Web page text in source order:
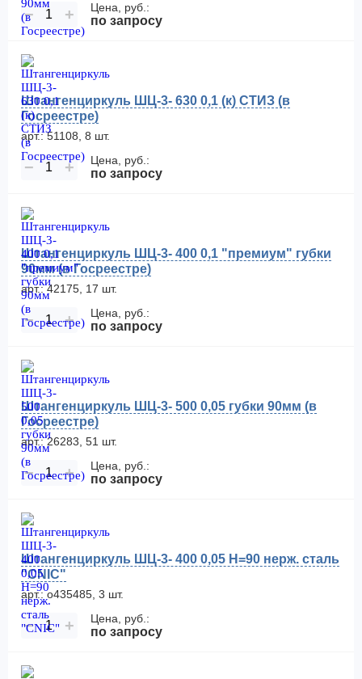
− + Цена, руб.:
по запросу
Штангенциркуль ШЦ-3- 630 0,1 (к) СТИЗ (в
Госреестре)
арт.: 51108, 8 шт.
− + Цена, руб.:
по запросу
Штангенциркуль ШЦ-3- 400 0,1 "премиум" губки
90мм (в Госреестре)
арт.: 42175, 17 шт.
− + Цена, руб.:
по запросу
Штангенциркуль ШЦ-3- 500 0,05 губки 90мм (в
Госреестре)
арт.: 26283, 51 шт.
− + Цена, руб.:
по запросу
Штангенциркуль ШЦ-3- 400 0,05 Н=90 нерж. сталь
"CNIC"
арт.: о435485, 3 шт.
− + Цена, руб.:
по запросу